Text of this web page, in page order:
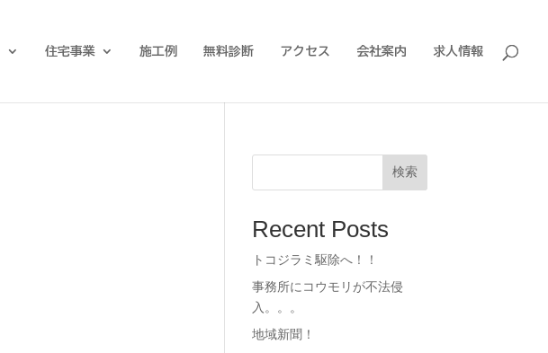
住宅事業 施工例 無料診断 アクセス 会社案内 求人情報
検索
Recent Posts
トコジラミ駆除へ！！
事務所にコウモリが不法侵
入。。。
地域新聞！